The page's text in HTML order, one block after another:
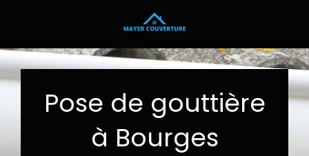
Pose de gouttière
à Bourges